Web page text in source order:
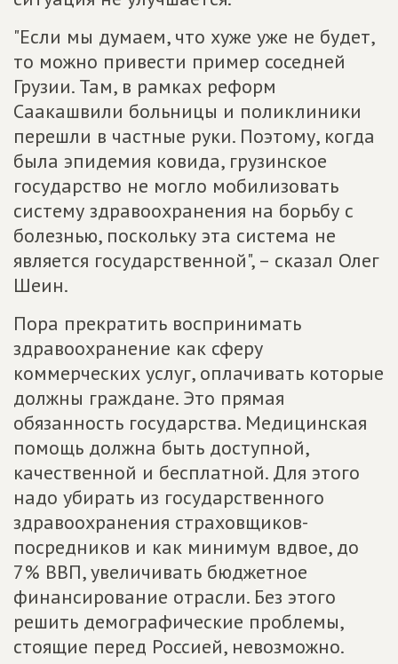
"Если мы думаем, что хуже уже не будет,
то можно привести пример соседней
Грузии. Там, в рамках реформ
Саакашвили больницы и поликлиники
перешли в частные руки. Поэтому, когда
была эпидемия ковида, грузинское
государство не могло мобилизовать
систему здравоохранения на борьбу с
болезнью, поскольку эта система не
является государственной", – сказал Олег
Шеин.
Пора прекратить воспринимать
здравоохранение как сферу
коммерческих услуг, оплачивать которые
должны граждане. Это прямая
обязанность государства. Медицинская
помощь должна быть доступной,
качественной и бесплатной. Для этого
надо убирать из государственного
здравоохранения страховщиков-
посредников и как минимум вдвое, до
7% ВВП, увеличивать бюджетное
финансирование отрасли. Без этого
решить демографические проблемы,
стоящие перед Россией, невозможно.